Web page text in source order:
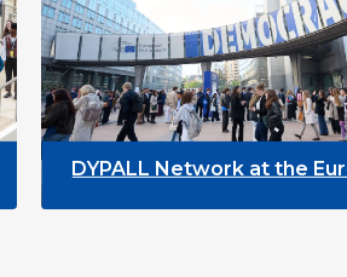
DYPALL Network at the European
Youth Week 2026